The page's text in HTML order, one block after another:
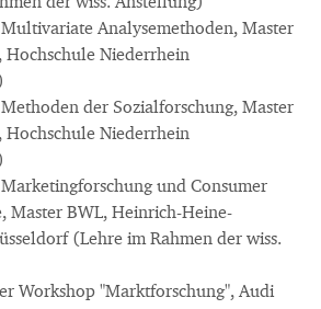
Analysemethoden, Master
Hochschule Niederrhein
der Sozialforschung, Master
Hochschule Niederrhein
und Consumer
Master BWL, Heinrich-Heine-
(Lehre im Rahmen der wiss.
Workshop "Marktforschung", Audi